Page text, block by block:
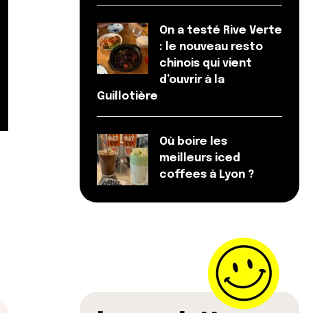
On a testé Rive Verte
: le nouveau resto
chinois qui vient
d’ouvrir à la
Guillotière
Où boire les
meilleurs iced
coffees à Lyon ?